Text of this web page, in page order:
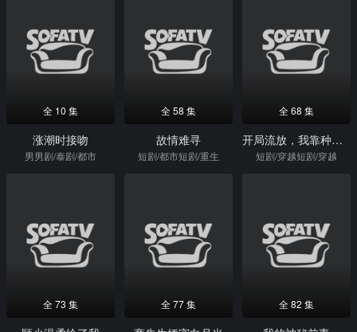
全 10 集
涨潮时接吻
男男剧/泰剧/都市
全 58 集
故情难寻
短剧/都市短剧/重生
全 68 集
开局流放，我靠种田打脸全京城
短剧/穿越短剧/穿越
全 73 集 全 77 集 全 82 集